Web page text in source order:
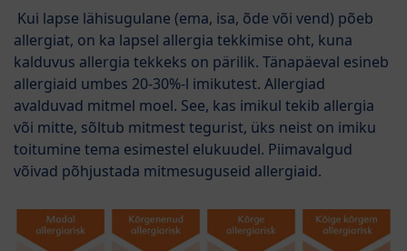
Kui lapse lähisugulane (ema, isa, õde või vend) põeb
allergiat, on ka lapsel allergia tekkimise oht, kuna
kalduvus allergia tekkeks on pärilik. Tänapäeval esineb
allergiaid umbes 20-30%-l imikutest. Allergiad
avalduvad mitmel moel. See, kas imikul tekib allergia
või mitte, sõltub mitmest tegurist, üks neist on imiku
toitumine tema esimestel elukuudel. Piimavalgud
võivad põhjustada mitmesuguseid allergiaid.